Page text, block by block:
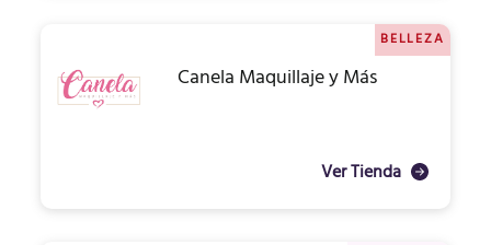
BELLEZA
Canela Maquillaje y Más
Ver Tienda